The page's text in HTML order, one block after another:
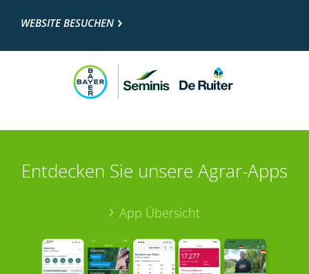
WEBSITE BESUCHEN
Entdecken Sie unsere Agrar-Apps
App Übersicht